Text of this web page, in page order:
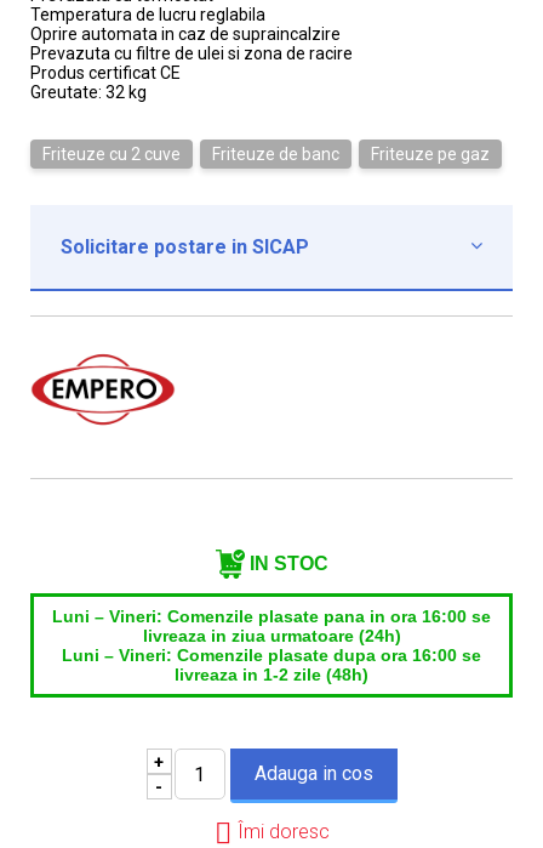
Temperatura de lucru reglabila
Oprire automata in caz de supraincalzire
Prevazuta cu filtre de ulei si zona de racire
Produs certificat CE
Greutate: 32 kg
Friteuze cu 2 cuve Friteuze de banc Friteuze pe gaz
Solicitare postare in SICAP 
Institutie*
Nume contact*
IN STOC
Luni – Vineri: Comenzile plasate pana in ora 16:00 se
livreaza in ziua urmatoare (24h)
Luni – Vineri: Comenzile plasate dupa ora 16:00 se
livreaza in 1-2 zile (48h)
+
-
Îmi doresc